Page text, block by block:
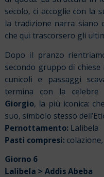
secolo, ci accoglie con la
la tradizione narra siano
che qui trascorsero gli
Dopo il pranzo
secondo gruppo di
cunicoli e passaggi
termina con la celebre
Giorgio, la più iconica:
suo, simbolo stesso
Pernottamento: Lalibela
Pasti compresi:
Giorno 6
Lalibela > Addis Abeba